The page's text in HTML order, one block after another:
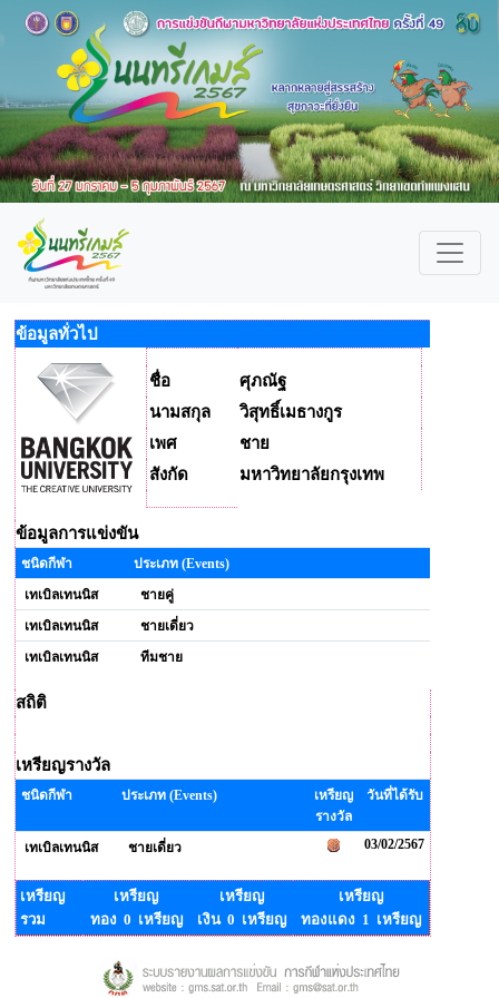
ข้อมูลทั่วไป
ชื่อ
ศุภณัฐ
นามสกุล
วิสุทธิ์เมธางกูร
เพศ
ชาย
สังกัด
มหาวิทยาลัยกรุงเทพ
ข้อมูลการแข่งขัน
ชนิดกีฬา
ประเภท (Events)
เทเบิลเทนนิส
ชายคู่
เทเบิลเทนนิส
ชายเดี่ยว
เทเบิลเทนนิส
ทีมชาย
สถิติ
เหรียญรางวัล
ชนิดกีฬา ประเภท (Events)
เหรียญ
รางวัล
วันที่ได้รับ
เทเบิลเทนนิส ชายเดี่ยว 03/02/2567
เหรียญ
รวม
เหรียญ
ทอง 0 เหรียญ
เหรียญ
เงิน 0 เหรียญ
เหรียญ
ทองแดง 1 เหรียญ